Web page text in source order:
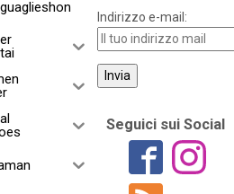
Indirizzo e-mail:
Seguici sui Social